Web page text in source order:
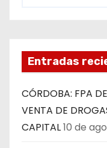
Entradas
CÓRDOBA: FPA
VENTA DE
CAPITAL10 de